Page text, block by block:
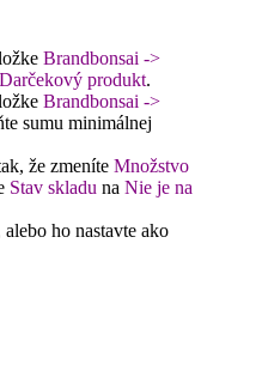
Brandbonsai ->
Darčekový produkt.
Brandbonsai ->
sumu minimálnej
že zmeníte Množstvo
Stav skladu na Nie je na
ho nastavte ako